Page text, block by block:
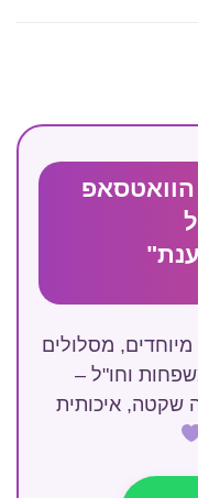
מיוחדים, מסלולים
וחו"ל –
שקטה, איכותית